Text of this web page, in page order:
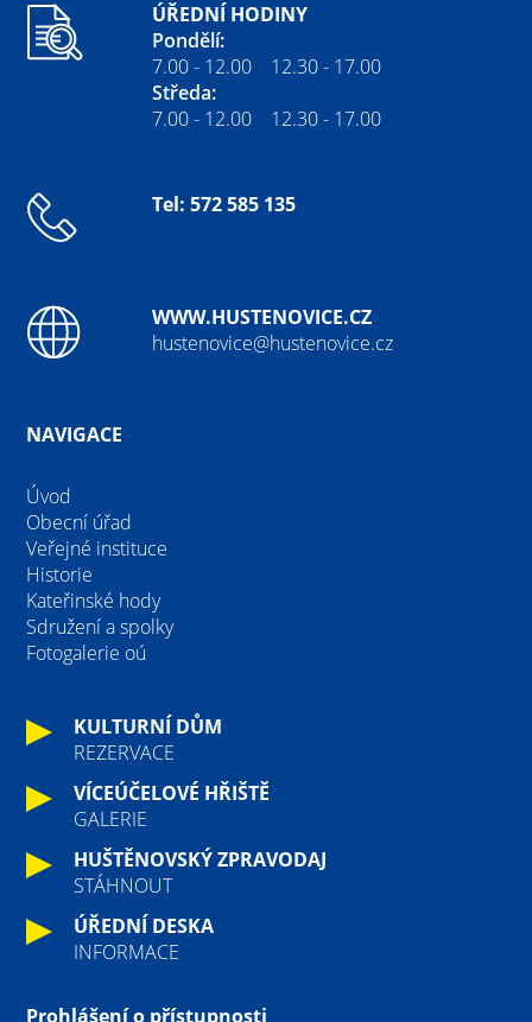
ÚŘEDNÍ HODINY
Pondělí:
7.00 - 12.00 12.30 - 17.00
Středa:
7.00 - 12.00 12.30 - 17.00
Tel: 572 585 135
WWW.HUSTENOVICE.CZ
hustenovice@hustenovice.cz
NAVIGACE
Úvod
Obecní úřad
Veřejné instituce
Historie
Kateřinské hody
Sdružení a spolky
Fotogalerie oú
KULTURNÍ DŮM
REZERVACE
VÍCEÚČELOVÉ HŘIŠTĚ
GALERIE
HUŠTĚNOVSKÝ ZPRAVODAJ
STÁHNOUT
ÚŘEDNÍ DESKA
INFORMACE
Prohlášení o přístupnosti